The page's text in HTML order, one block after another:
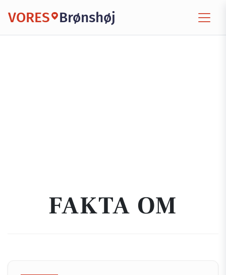
VORES Brønshøj
FAKTA OM